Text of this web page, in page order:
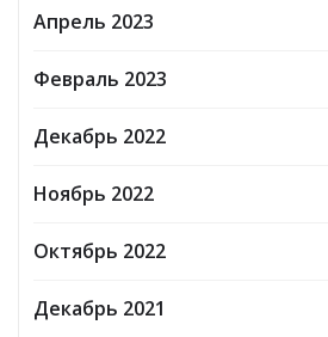
Апрель 2023
Февраль 2023
Декабрь 2022
Ноябрь 2022
Октябрь 2022
Декабрь 2021